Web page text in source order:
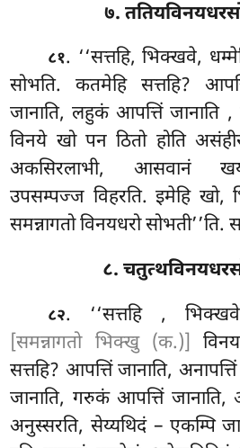
७.
८१. ‘‘सत्तहि, भिक्खवे,
सोभति. कतमेहि सत्तहि?
जानाति, लहुकं आपत्तिं जानाति ,
विनये खो पन ठितो होति
अकसिरलाभी, आसवानं
उपसम्पज्ज विहरति. इमेहि खो,
समन्नागतो विनयधरो सोभती’’ति.
८.
८२. ‘‘सत्तहि ,
[समन्नागतो भिक्खु (क.)]
सत्तहि? आपत्तिं जानाति,
जानाति, गरुकं आपत्तिं जानाति,
अनुस्सरति, सेय्यथिदं – एकम्पि